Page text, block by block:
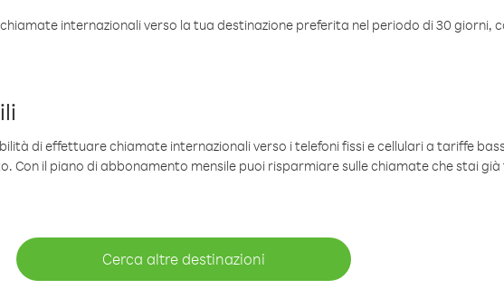
internazionali verso la tua destinazione preferita nel periodo di 30 giorni,
di effettuare chiamate internazionali verso i telefoni fissi e cellulari a tariffe
Con il piano di abbonamento mensile puoi risparmiare sulle chiamate che stai già
Cerca altre destinazioni